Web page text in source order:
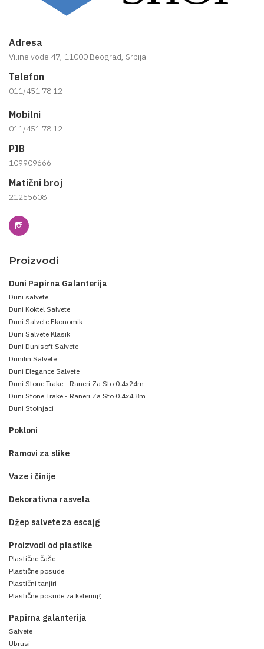
Adresa
Viline vode 47, 11000 Beograd, Srbija
Telefon
011/451 78 12
Mobilni
011/451 78 12
PIB
109909666
Matični broj
21265608
Proizvodi
Duni Papirna Galanterija
Duni salvete
Duni Koktel Salvete
Duni Salvete Ekonomik
Duni Salvete Klasik
Duni Dunisoft Salvete
Dunilin Salvete
Duni Elegance Salvete
Duni Stone Trake - Raneri Za Sto 0.4x24m
Duni Stone Trake - Raneri Za Sto 0.4x4.8m
Duni Stolnjaci
Pokloni
Ramovi za slike
Vaze i činije
Dekorativna rasveta
Džep salvete za escajg
Proizvodi od plastike
Plastične čaše
Plastične posude
Plastični tanjiri
Plastične posude za ketering
Papirna galanterija
Salvete
Ubrusi